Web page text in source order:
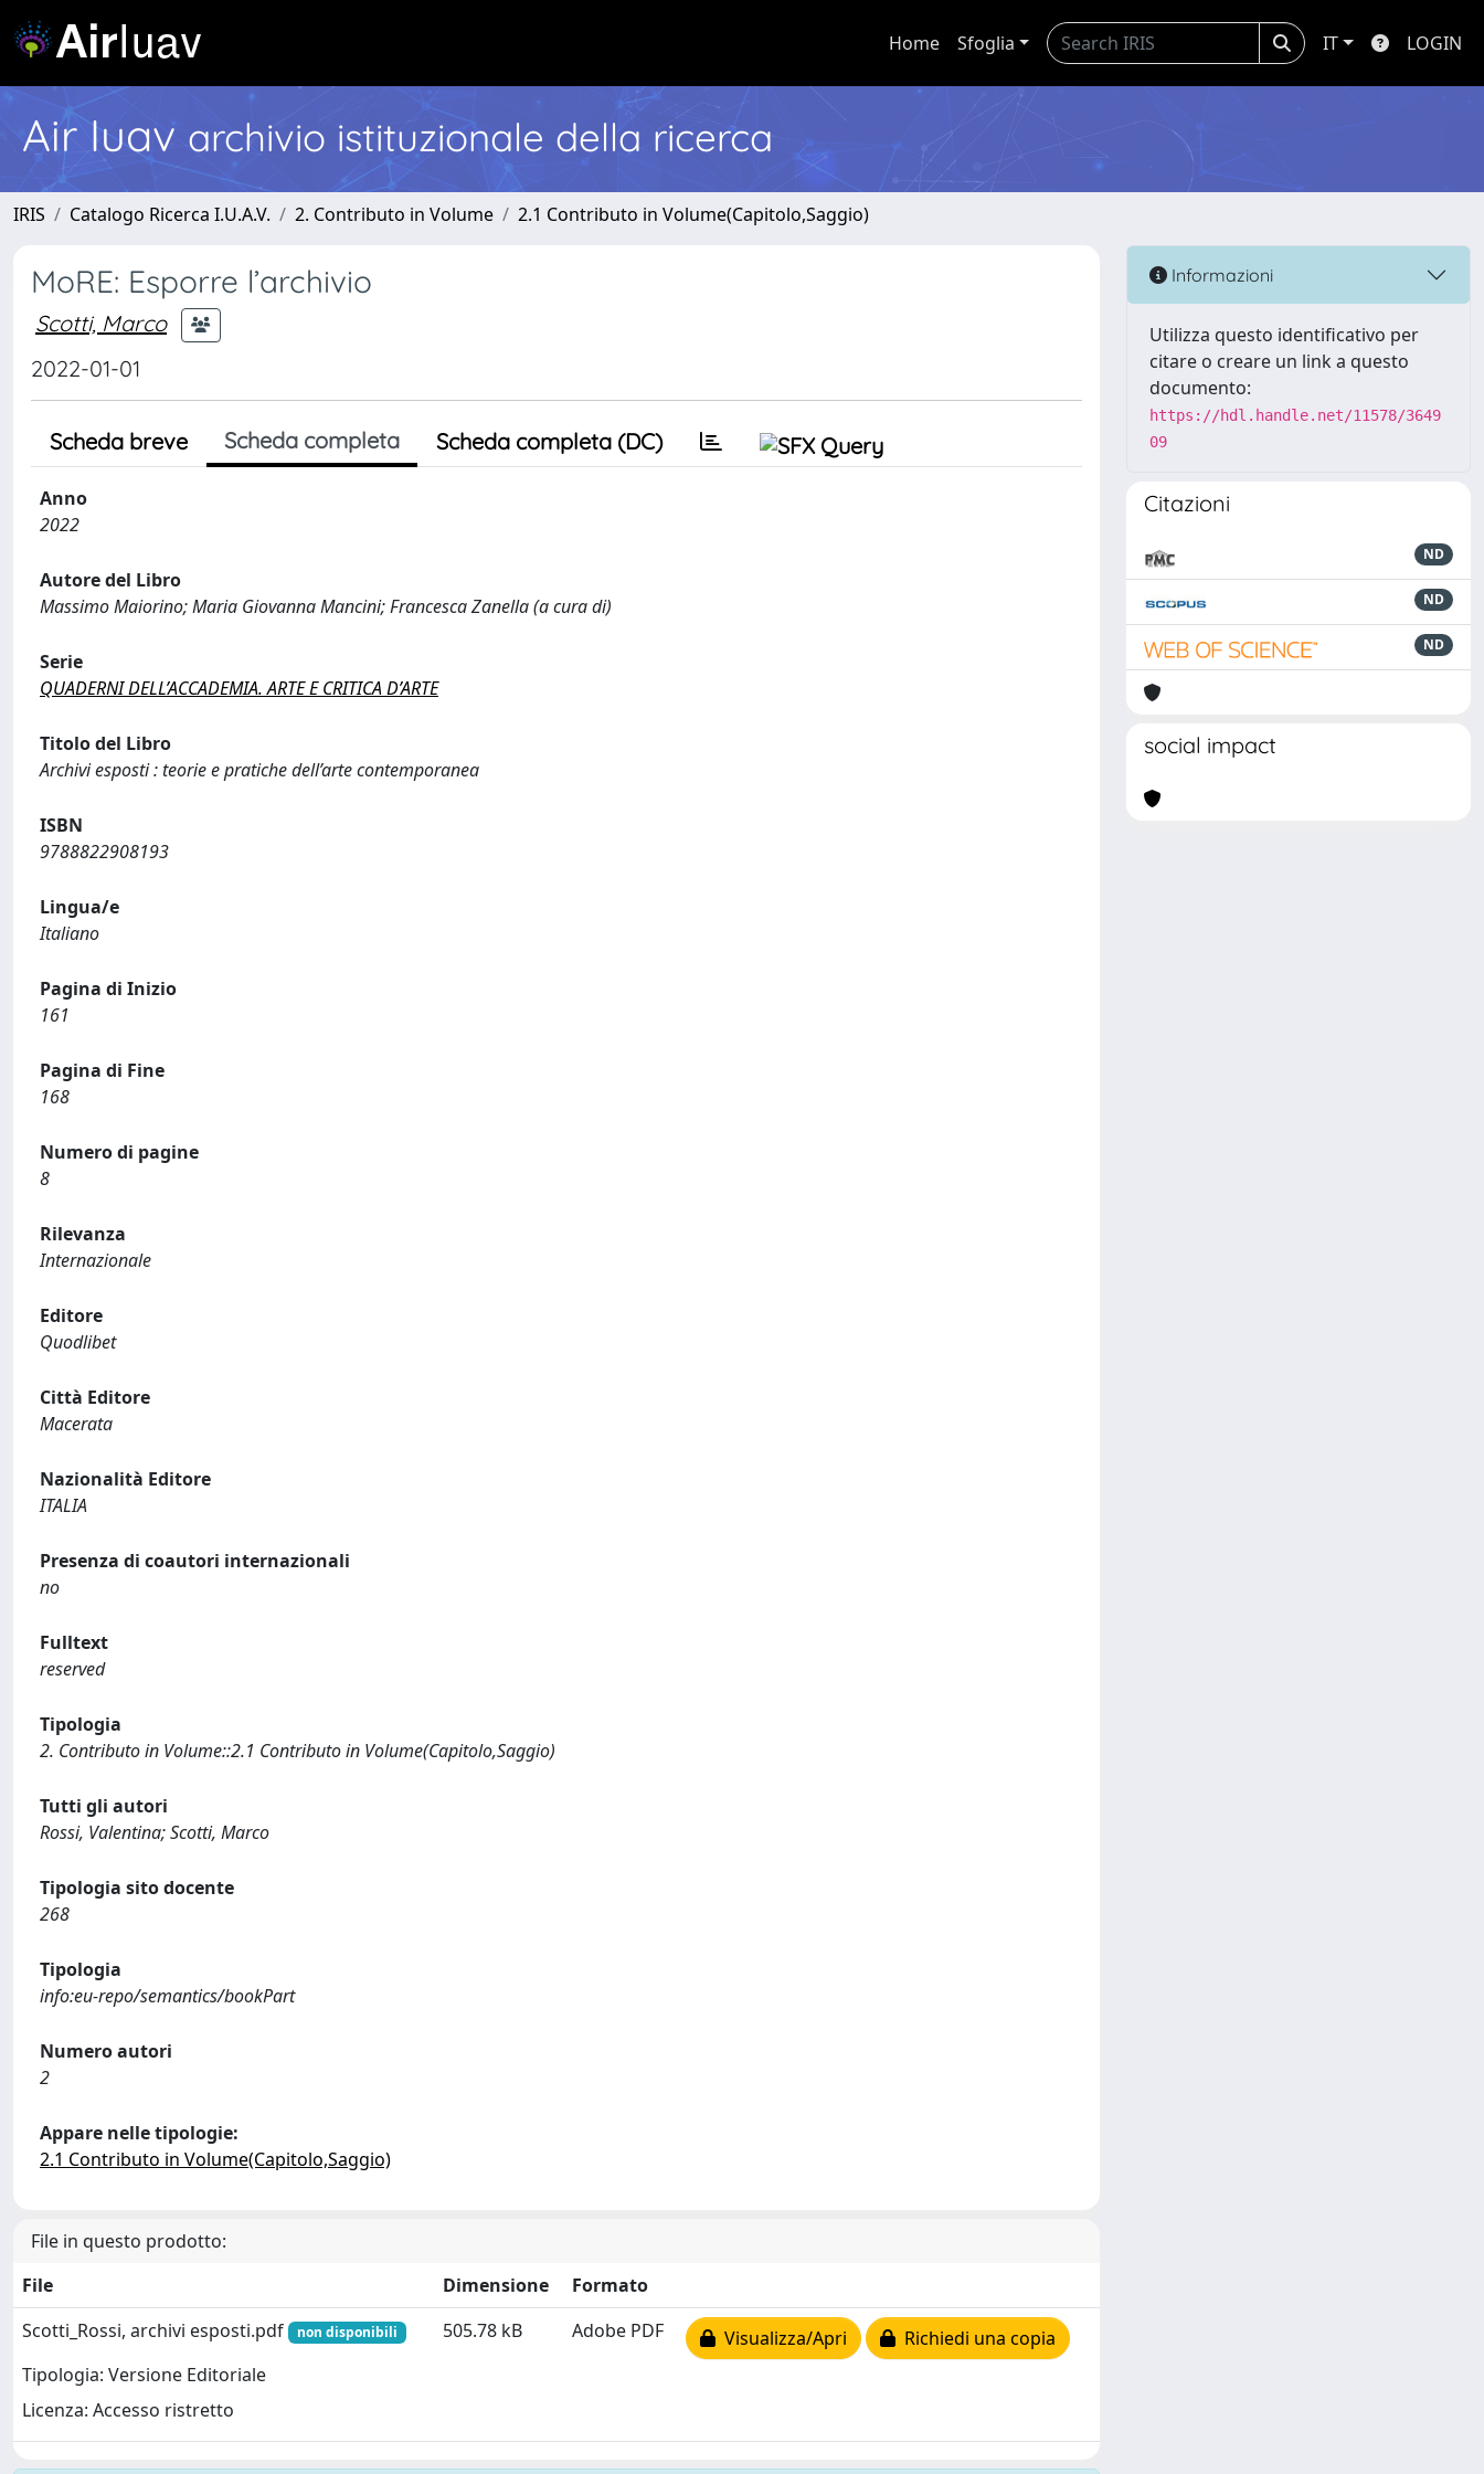
Home Sfoglia IT LOGIN
Air Iuav archivio istituzionale della ricerca
IRIS Catalogo Ricerca I.U.A.V. 2. Contributo in Volume 2.1 Contributo in Volume(Capitolo,Saggio)
MoRE: Esporre l’archivio
Scotti, Marco
2022-01-01
Scheda breve Scheda completa Scheda completa (DC)
Anno
2022
Autore del Libro
Massimo Maiorino; Maria Giovanna Mancini; Francesca Zanella (a cura di)
Serie
QUADERNI DELL’ACCADEMIA. ARTE E CRITICA D’ARTE
Titolo del Libro
Archivi esposti : teorie e pratiche dell’arte contemporanea
ISBN
9788822908193
Lingua/e
Italiano
Pagina di Inizio
161
Pagina di Fine
168
Numero di pagine
8
Rilevanza
Internazionale
Editore
Quodlibet
Città Editore
Macerata
Nazionalità Editore
ITALIA
Presenza di coautori internazionali
no
Fulltext
reserved
Tipologia
2. Contributo in Volume::2.1 Contributo in Volume(Capitolo,Saggio)
Tutti gli autori
Rossi, Valentina; Scotti, Marco
Tipologia sito docente
268
Tipologia
info:eu-repo/semantics/bookPart
Numero autori
2
Appare nelle tipologie:
2.1 Contributo in Volume(Capitolo,Saggio)
File in questo prodotto:
File
Dimensione
Formato
Scotti_Rossi, archivi esposti.pdf
non disponibili
Tipologia: Versione Editoriale
Licenza: Accesso ristretto
505.78 kB Adobe PDF Visualizza/Apri Richiedi una copia
Informazioni
Utilizza questo identificativo per
citare o creare un link a questo
documento:
https://hdl.handle.net/11578/3649
09
Citazioni
ND
ND
ND
social impact